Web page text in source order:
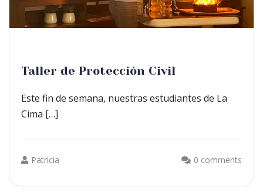
Taller de Protección Civil
Este fin de semana, nuestras estudiantes de La
Cima […]
Patricia 0 comments